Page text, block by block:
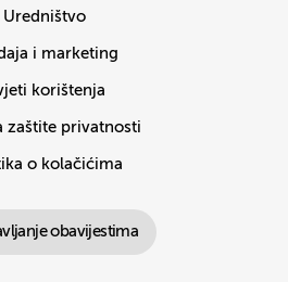
Uredništvo
i marketing
korištenja
zaštite privatnosti
o kolačićima
obavijestima